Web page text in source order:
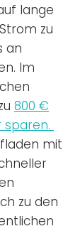
lange
zu
an
Im
800 €
mit
zu den